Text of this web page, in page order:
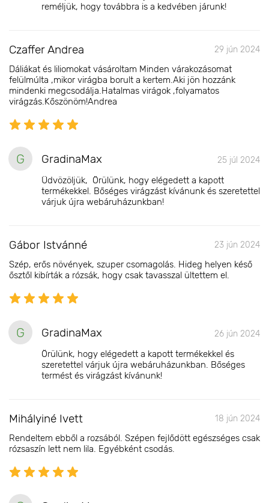
reméljük, hogy továbbra is a kedvében járunk!
Czaffer Andrea 29 jún 2024
Dáliákat és liliomokat vásároltam Minden várakozásomat
felülmúlta ,mikor virágba borult a kertem.Aki jön hozzánk
mindenki megcsodálja.Hatalmas virágok ,folyamatos
virágzás.Kőszönöm!Andrea
G GradinaMax 25 júl 2024
Üdvözöljük, Örülünk, hogy elégedett a kapott
termékekkel. Bőséges virágzást kívánunk és szeretettel
várjuk újra webáruházunkban!
Gábor Istvánné 23 jún 2024
Szép, erős növények, szuper csomagolás. Hideg helyen késő
ősztől kibírták a rózsák, hogy csak tavasszal ültettem el.
G GradinaMax 26 jún 2024
Örülünk, hogy elégedett a kapott termékekkel és
szeretettel várjuk újra webáruházunkban. Bőséges
termést és virágzást kívánunk!
Mihályiné Ivett 18 jún 2024
Rendeltem ebből a rozsából. Szépen fejlődött egészséges csak
rózsaszín lett nem lila. Egyébként csodás.